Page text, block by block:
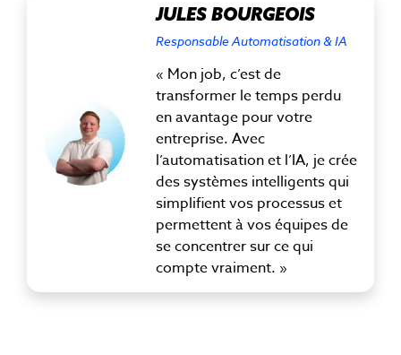
JULES BOURGEOIS
Responsable Automatisation & IA
« Mon job, c’est de
transformer le temps perdu
en avantage pour votre
entreprise. Avec
l’automatisation et l’IA, je crée
des systèmes intelligents qui
simplifient vos processus et
permettent à vos équipes de
se concentrer sur ce qui
compte vraiment. »